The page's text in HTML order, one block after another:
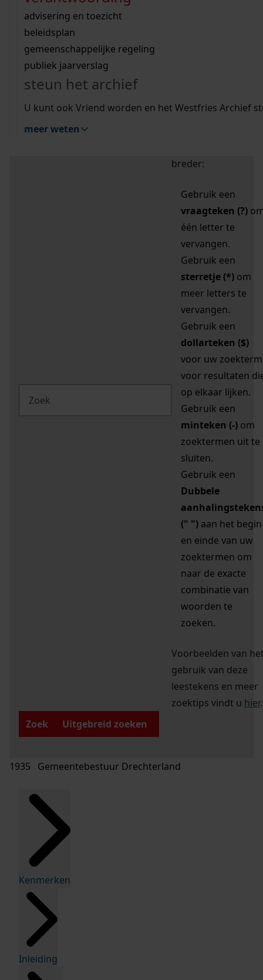
bouwvergunningen
omgevingsvergunningen
vergunningen
beeld en geluid
uitleg nodig?
Wij helpen u op weg met een aantal zoektips.
bekijk alle zoektips
Wij helpen u op weg met een aantal zoektips.
bekijk alle zoektips
bekijk ons geschiedenislokaal
advisering en toezicht
beleidsplan
gemeenschappelijke regeling
publiek jaarverslag
steun het archief
U kunt ook Vriend worden en het Westfries Archief
meer weten
zoektips
Mijn Studiezaal (inloggen)
uw zoekopdracht te
breder:
Gebruik een
vraagteken (?)
één letter te
vervangen.
Gebruik een
sterretje (*) om
meer letters te
vervangen.
Gebruik een
dollarteken ($)
voor uw zoekterm
voor resultaten
op elkaar lijken.
Gebruik een
minteken (-) om
zoektermen uit te
sluiten.
Gebruik een
Dubbele
(" ") aan het begin
en einde van uw
zoektermen om
naar de exacte
combinatie van
woorden te
zoeken.
Voorbeelden van
gebruik van deze
leestekens en meer
zoektips vindt u hier.
Zoek
Uitgebreid zoeken
1935 Gemeentebestuur Drechterland
Kenmerken
Inleiding